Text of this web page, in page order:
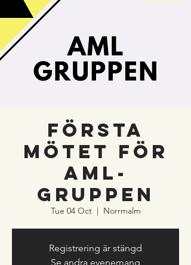
Första
mötet för
AML-
gruppen
Tue 04 Oct
  |
Norrmalm
Registrering är stängd
Se andra evenemang